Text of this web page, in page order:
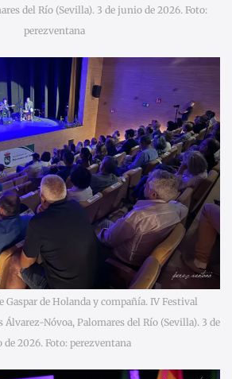
del Río (Sevilla). 3 de junio de 2026. Foto:
perezventana
Gaspar de Holanda y compañía. IV Festival
Nóvoa, Palomares del Río (Sevilla). 3 de
2026. Foto: perezventana